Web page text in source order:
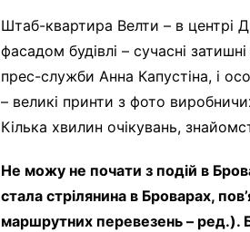
Штаб-квартира Велти – в центрі
фасадом будівлі – сучасні
прес-службиАнна Капустіна, і
– великі принти з фото
Кілька хвилин очікувань,
Не можу не почати з подій в
стала стрілянина в Броварах,
маршрутних перевезень – ред.).